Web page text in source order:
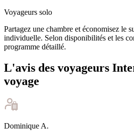
Voyageurs solo
Partagez une chambre et économisez le
individuelle. Selon disponibilités et les
programme détaillé.
L'avis des voyageurs
voyage
Dominique A.